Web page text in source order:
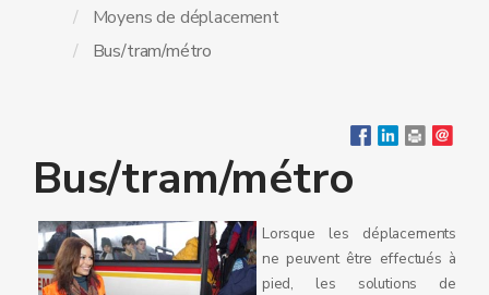
Moyens de déplacement
Bus/tram/métro
Bus/tram/métro
Lorsque les déplacements
ne peuvent être effectués à
pied, les solutions de